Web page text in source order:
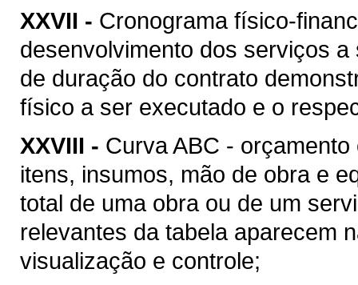
XXVII - Cronograma físico-
desenvolvimento dos serviços
de duração do contrato
físico a ser executado e o
XXVIII - Curva ABC -
itens, insumos, mão de obra e
total de uma obra ou de um
relevantes da tabela aparecem
visualização e controle;